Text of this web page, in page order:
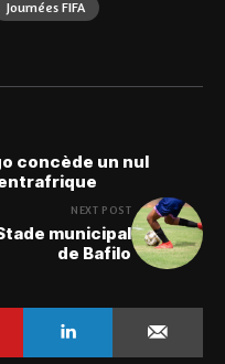
Journées FIFA
concède un nul
NEXT POST
municipal
de Bafilo